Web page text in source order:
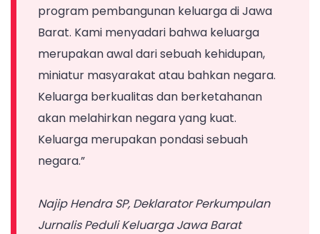
Daerah
DP3AKB
Jawa
Barat
Kampus
Unikom,
pada
program pembangunan keluarga di Jawa
Barat. Kami menyadari bahwa keluarga
merupakan awal dari sebuah kehidupan,
miniatur masyarakat atau bahkan negara.
Keluarga berkualitas dan berketahanan
akan melahirkan negara yang kuat.
Keluarga merupakan pondasi sebuah
negara.”
Najip Hendra SP, Deklarator Perkumpulan
Jurnalis Peduli Keluarga Jawa Barat